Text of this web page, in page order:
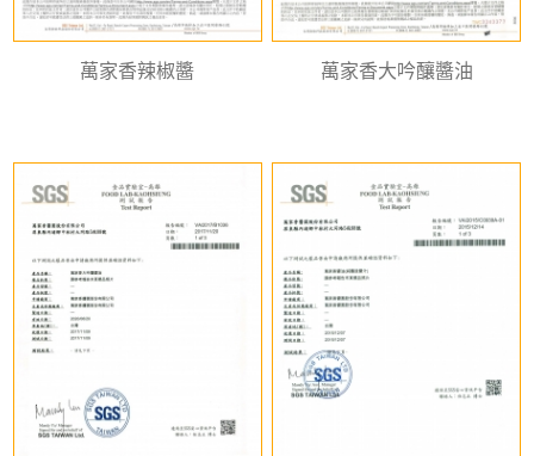
萬家香辣椒醬 萬家香大吟釀醬油